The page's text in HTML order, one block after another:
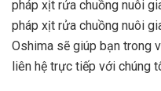
pháp xịt rửa chuồng nuôi
pháp xịt rửa chuồng nuôi
Oshima sẽ giúp bạn trong
liên hệ trực tiếp với chúng